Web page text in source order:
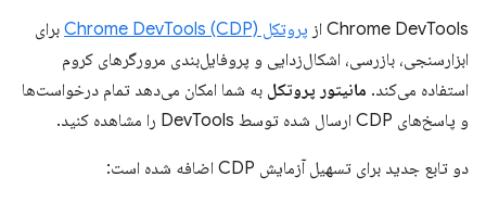
Chrome DevTools از پروتکل Chrome DevTools (CDP)
برای
ابزارسنجی، بازرسی، اشکال‌زدایی و پروفایل‌بندی مرورگرهای کروم
استفاده می‌کند. مانیتور پروتکل به شما امکان می‌دهد تمام درخواست‌ها
و پاسخ‌های CDP ارسال شده توسط DevTools را مشاهده کنید.
دو تابع جدید برای تسهیل آزمایش CDP اضافه شده است: